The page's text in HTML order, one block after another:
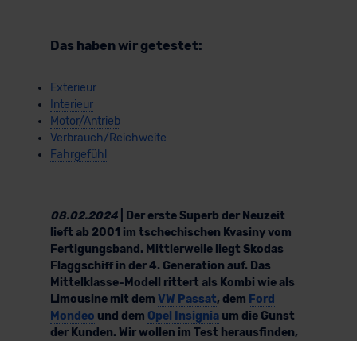
Das haben wir getestet:
Exterieur
Interieur
Motor/Antrieb
Verbrauch/Reichweite
Fahrgefühl
08.02.2024| Der erste Superb der Neuzeit
lieft ab 2001 im tschechischen Kvasiny vom
Fertigungsband. Mittlerweile liegt Skodas
Flaggschiff in der 4. Generation auf. Das
Mittelklasse-Modell rittert als Kombi wie als
Limousine mit dem VW Passat, dem Ford
Mondeo und dem Opel Insigniaum die Gunst
der Kunden. Wir wollen im Test herausfinden,